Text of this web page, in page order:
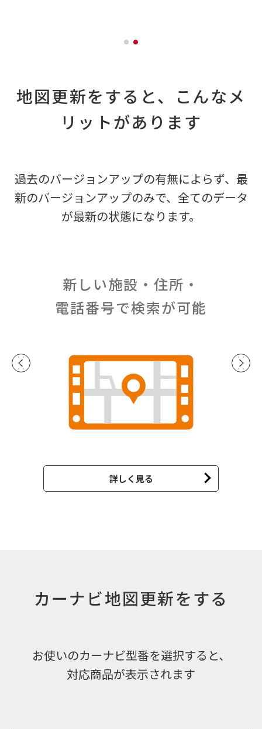
地図更新をすると、こんなメ
リットがあります
過去のバージョンアップの有無によらず、最
新のバージョンアップのみで、 全てのデータ
が最新の状態になります。
新しい施設・住所・
電話番号で検索が可能
詳しく見る
カーナビ地図更新をする
お使いのカーナビ型番を選択すると、
対応商品が表示されます